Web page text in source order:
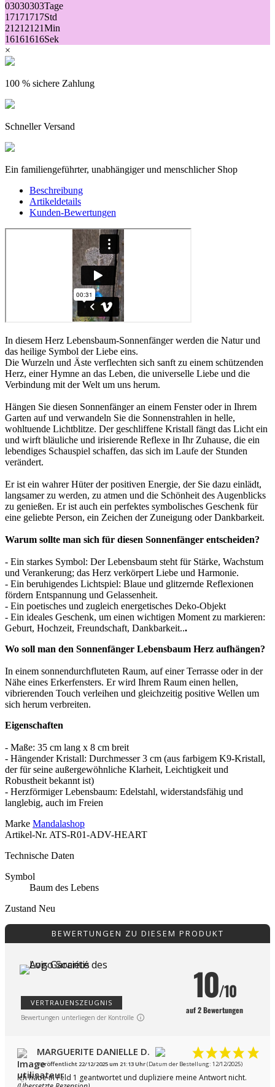
03030303Tage
17171717Std
21 21 21 21Min
16161616Sek
×
100 % sichere Zahlung
Schneller Versand
Ein familiengeführter, unabhängiger und menschlicher Shop
Beschreibung
Artikeldetails
Kunden-Bewertungen
In diesem Herz Lebensbaum-Sonnenfänger werden die Natur und
das heilige Symbol der Liebe eins.
Die Wurzeln und Äste verflechten sich sanft zu einem schützenden
Herz, einer Hymne an das Leben, die universelle Liebe und die
Verbindung mit der Welt um uns herum.
Hängen Sie diesen Sonnenfänger an einem Fenster oder in Ihrem
Garten auf und verwandeln Sie die Sonnenstrahlen in helle,
wohltuende Lichtblitze. Der geschliffene Kristall fängt das Licht ein
und wirft bläuliche und irisierende Reflexe in Ihr Zuhause, die ein
lebendiges Schauspiel schaffen, das sich im Laufe der Stunden
verändert.
Er ist ein wahrer Hüter der positiven Energie, der Sie dazu einlädt,
langsamer zu werden, zu atmen und die Schönheit des Augenblicks
zu genießen. Er ist auch ein perfektes symbolisches Geschenk für
eine geliebte Person, ein Zeichen der Zuneigung oder Dankbarkeit.
Warum sollte man sich für diesen Sonnenfänger entscheiden?
- Ein starkes Symbol: Der Lebensbaum steht für Stärke, Wachstum
und Verankerung; das Herz verkörpert Liebe und Harmonie.
- Ein beruhigendes Lichtspiel: Blaue und glitzernde Reflexionen
fördern Entspannung und Gelassenheit.
- Ein poetisches und zugleich energetisches Deko-Objekt
- Ein ideales Geschenk, um einen wichtigen Moment zu markieren:
Geburt, Hochzeit, Freundschaft, Dankbarkeit...
Wo soll man den Sonnenfänger Lebensbaum Herz aufhängen?
In einem sonnendurchfluteten Raum, auf einer Terrasse oder in der
Nähe eines Erkerfensters. Er wird Ihrem Raum einen hellen,
vibrierenden Touch verleihen und gleichzeitig positive Wellen um
sich herum verbreiten.
Eigenschaften
- Maße: 35 cm lang x 8 cm breit
- Hängender Kristall: Durchmesser 3 cm (aus farbigem K9-Kristall,
der für seine außergewöhnliche Klarheit, Leichtigkeit und
Robustheit bekannt ist)
- Herzförmiger Lebensbaum: Edelstahl, widerstandsfähig und
langlebig, auch im Freien
Marke Mandalashop
Artikel-Nr. ATS-R01-ADV-HEART
Technische Daten
Symbol
Baum des Lebens
Zustand Neu
BEWERTUNGEN ZU DIESEM PRODUKT
VERTRAUENSZEUGNIS
Bewertungen unterliegen der Kontrolle
10/10
auf 2 Bewertungen
MARGUERITE DANIELLE D.
Veröffentlicht 22/12/2025 um 21:13 Uhr(Datum der Bestellung: 12/12/2025)
Ich habe in Feld 1 geantwortet und dupliziere meine Antwort nicht.